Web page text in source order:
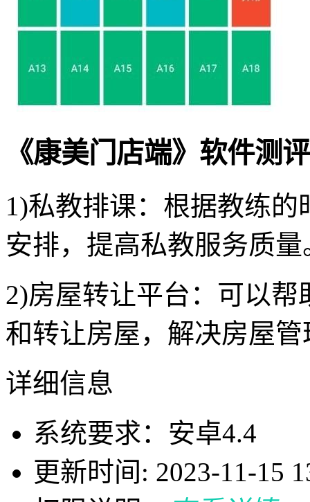
《康美门店端》软件测
1)私教排课：根据教练
安排，提高私教服务质量
2)房屋转让平台：可以
和转让房屋，解决房屋
详细信息
系统要求：安卓4.4
更新时间: 2023-11-15